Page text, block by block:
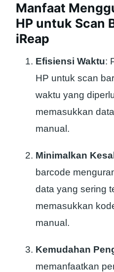
Manfaat
HP untuk Scan
iReap
Efisiensi Waktu:
HP untuk scan
waktu yang
memasukkan
manual.
Minimalkan
barcode
data yang sering
memasukkan
manual.
Kemudahan
memanfaatkan